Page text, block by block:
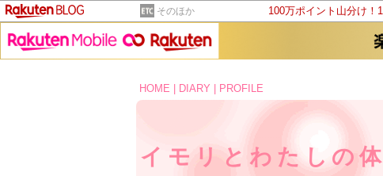
そのほか 100万ポイント山分け！
HOME
DIARY PROFILE
イモリとわたしの